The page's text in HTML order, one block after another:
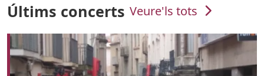
Últims concerts Veure'ls tots